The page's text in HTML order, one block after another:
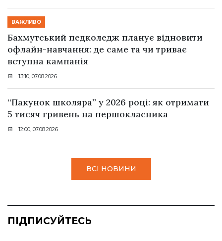
ВАЖЛИВО
Бахмутський педколедж планує відновити
офлайн-навчання: де саме та чи триває
вступна кампанія
13:10, 07.08.2026
“Пакунок школяра” у 2026 році: як отримати
5 тисяч гривень на першокласника
12:00, 07.08.2026
ВСІ НОВИНИ
ПІДПИСУЙТЕСЬ